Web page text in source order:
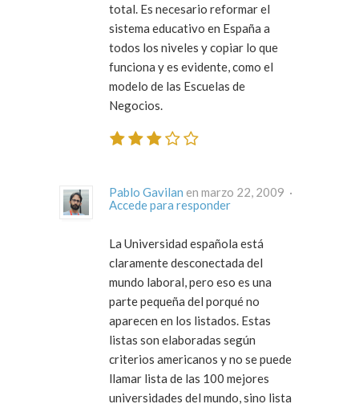
total. Es necesario reformar el
sistema educativo en España a
todos los niveles y copiar lo que
funciona y es evidente, como el
modelo de las Escuelas de
Negocios.
Pablo Gavilan
en marzo 22, 2009 ·
Accede para responder
La Universidad española está
claramente desconectada del
mundo laboral, pero eso es una
parte pequeña del porqué no
aparecen en los listados. Estas
listas son elaboradas según
criterios americanos y no se puede
llamar lista de las 100 mejores
universidades del mundo, sino lista